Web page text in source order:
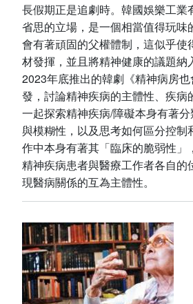
長假期正是追劇時。韓國娛樂工業
省思的立場，是一個相當值得玩味
會有著頑固的父權體制，這似乎使
材發揮，並且將精神健康的議題納
2023年底推出的韓劇《精神病房
發，討論精神疾病的主體性、疾病
一起探索精神疾病/障礙本身有著
與模糊性，以及思考如何區分控制
作中本身有著其「臨床的脆弱性」
精神疾病患者與醫療工作者各自的
現醫病關係的互為主體性。